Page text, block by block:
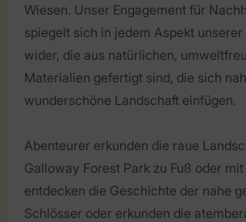
Wiesen. Unser Engagement für
spiegelt sich in jedem Aspekt
wider, die aus natürlichen,
Materialien gefertigt sind, die sich
wunderschöne Landschaft einfügen.
Abenteurer erkunden die raue
Galloway Forest Park zu Fuß oder
entdecken die Geschichte der nahe
Schlösser oder erkunden die